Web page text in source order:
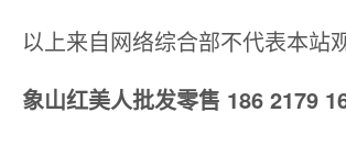
以上来自网络综合部不代表本站
象山红美人批发零售 186 2179